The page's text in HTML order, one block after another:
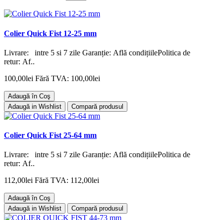
Colier Quick Fist 12-25 mm
Livrare: intre 5 si 7 zile Garanție: Află condițiilePolitica de
retur: Af..
100,00lei Fără TVA: 100,00lei
Adaugă în Coş
Adaugă in Wishlist
Compară produsul
Colier Quick Fist 25-64 mm
Livrare: intre 5 si 7 zile Garanție: Află condițiilePolitica de
retur: Af..
112,00lei Fără TVA: 112,00lei
Adaugă în Coş
Adaugă in Wishlist
Compară produsul